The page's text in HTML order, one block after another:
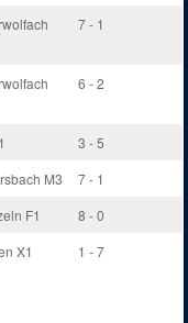
7 - 1
6 - 2
3 - 5
M3
7 - 1
F1
8 - 0
X1 1 - 7